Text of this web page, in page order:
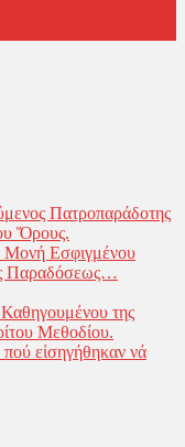
Πατροπαράδοτης
Ὅρους.
Μονή Εσφιγμένου
Παραδόσεως…
της
Μεθοδίου.
πού εἰσηγήθηκαν νά